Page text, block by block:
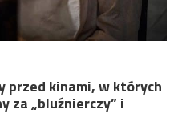
kinami, w których
za „bluźnierczy” i